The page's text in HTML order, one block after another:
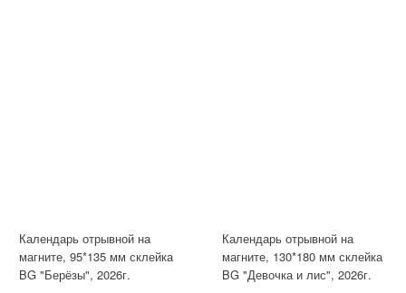
Календарь отрывной на
магните, 95*135 мм склейка
BG "Берёзы", 2026г.
Календарь отрывной на
магните, 130*180 мм склейка
BG "Девочка и лис", 2026г.